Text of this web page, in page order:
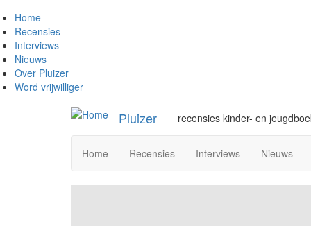
Overslaan
en
naar
de
inhoud
gaan
Home
Recensies
Interviews
Nieuws
Over Pluizer
Word vrijwilliger
Pluizer recensies kinder- en
Home Recensies Interviews Nieuws